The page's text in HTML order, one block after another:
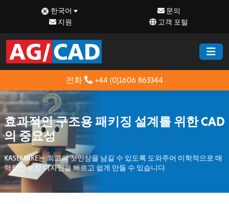
한국어
문의
지원
고객 포털
전화 +44 (0)1606 863344
효과적인 구조용 패키징 설계를 위한 CAD
의 중요성
KASEMAKE는 최고의 첫인상을 남길 수 있도록 도와주어 미학적으로 매
력적인 포장 디자인을 빠르고 쉽게 만들 수 있습니다